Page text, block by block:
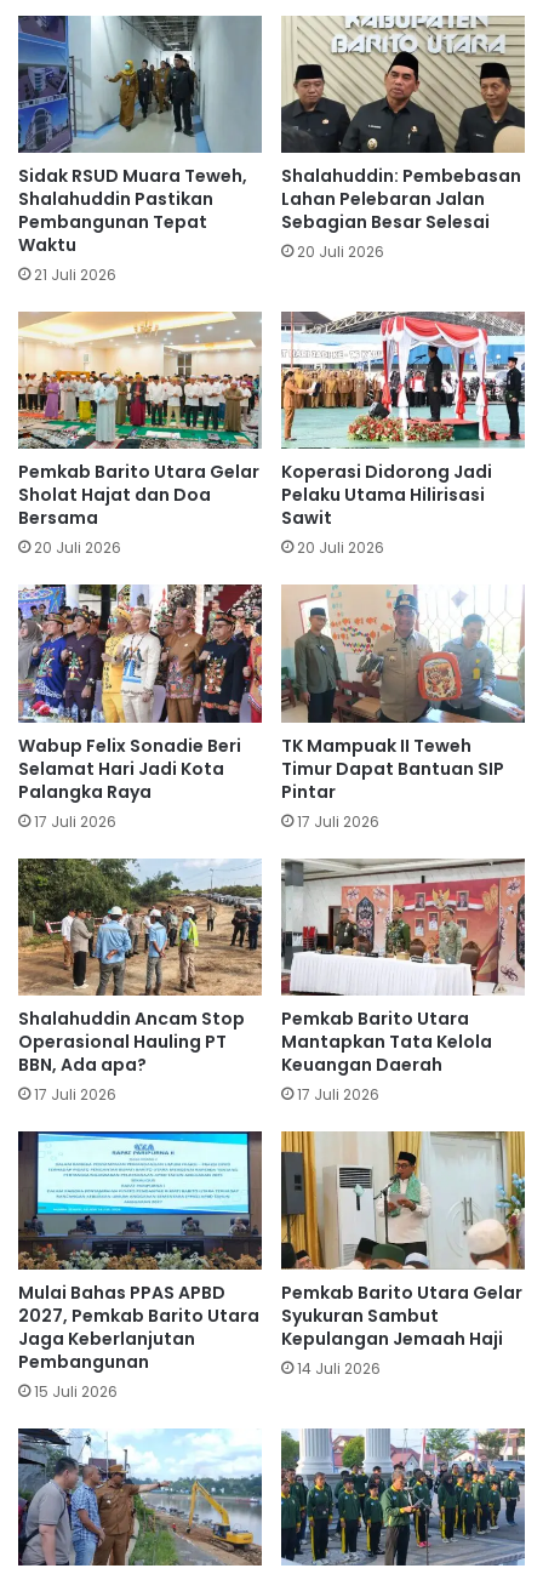
Sidak RSUD Muara Teweh,
Shalahuddin Pastikan
Pembangunan Tepat
Waktu
21 Juli 2026
Shalahuddin: Pembebasan
Lahan Pelebaran Jalan
Sebagian Besar Selesai
20 Juli 2026
Pemkab Barito Utara Gelar
Sholat Hajat dan Doa
Bersama
20 Juli 2026
Koperasi Didorong Jadi
Pelaku Utama Hilirisasi
Sawit
20 Juli 2026
Wabup Felix Sonadie Beri
Selamat Hari Jadi Kota
Palangka Raya
17 Juli 2026
TK Mampuak II Teweh
Timur Dapat Bantuan SIP
Pintar
17 Juli 2026
Shalahuddin Ancam Stop
Operasional Hauling PT
BBN, Ada apa?
17 Juli 2026
Pemkab Barito Utara
Mantapkan Tata Kelola
Keuangan Daerah
17 Juli 2026
Mulai Bahas PPAS APBD
2027, Pemkab Barito Utara
Jaga Keberlanjutan
Pembangunan
15 Juli 2026
Pemkab Barito Utara Gelar
Syukuran Sambut
Kepulangan Jemaah Haji
14 Juli 2026